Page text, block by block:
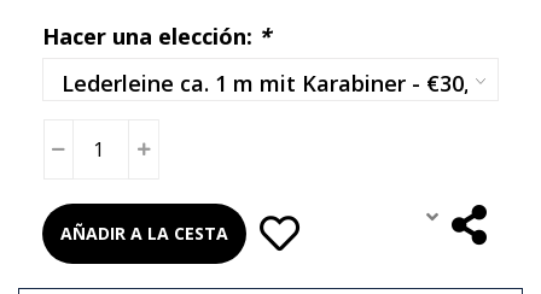
Hacer una elección: *
AÑADIR A LA CESTA